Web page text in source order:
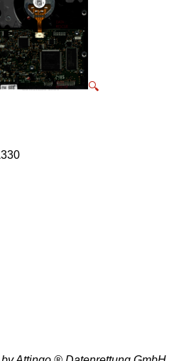
🔍